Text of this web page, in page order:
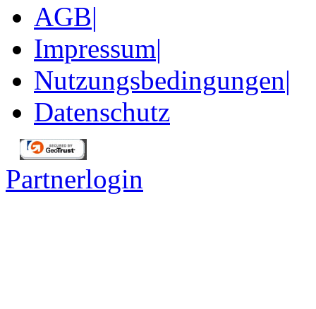
AGB|
Impressum|
Nutzungsbedingungen|
Datenschutz
Partnerlogin